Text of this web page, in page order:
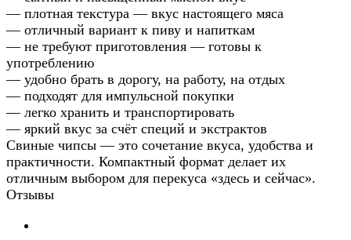
— плотная текстура — вкус настоящего мяса
— отличный вариант к пиву и напиткам
— не требуют приготовления — готовы к
употреблению
— удобно брать в дорогу, на работу, на отдых
— подходят для импульсной покупки
— легко хранить и транспортировать
— яркий вкус за счёт специй и экстрактов
Свиные чипсы — это сочетание вкуса, удобства и
практичности. Компактный формат делает их
отличным выбором для перекуса «здесь и сейчас».
Отзывы